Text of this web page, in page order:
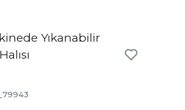
Yıkanabilir